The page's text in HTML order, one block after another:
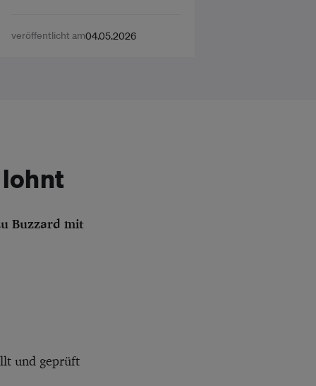
veröffentlicht am04.05.2026
lohnt
Buzzard mit
und geprüft